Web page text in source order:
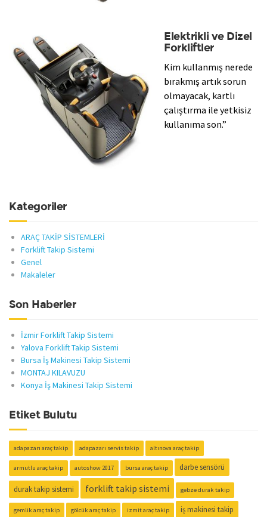
Elektrikli ve Dizel
Forkliftler
Kim kullanmış nerede
bırakmış artık sorun
olmayacak, kartlı
çalıştırma ile yetkisiz
kullanıma son.”
Kategoriler
ARAÇ TAKİP SİSTEMLERİ
Forklift Takip Sistemi
Genel
Makaleler
Son Haberler
İzmir Forklift Takip Sistemi
Yalova Forklift Takip Sistemi
Bursa İş Makinesi Takip Sistemi
MONTAJ KILAVUZU
Konya İş Makinesi Takip Sistemi
Etiket Bulutu
adapazarı araç takip adapazarı servis takip altınova araç takip
armutlu araç takip autoshow 2017 bursa araç takip darbe sensörü
durak takip sistemi forklift takip sistemi gebze durak takip
gemlik araç takip gölcük araç takip izmit araç takip iş makinesi takip